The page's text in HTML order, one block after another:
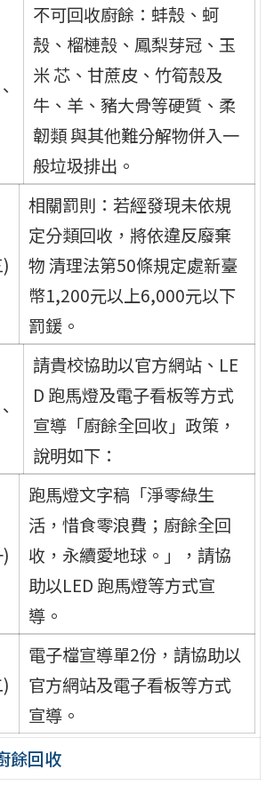
不可回收廚餘：蚌殼、蚵
殼、榴槤殼、鳳梨芽冠、玉
米 芯、甘蔗皮、竹筍殼及
牛、羊、豬大骨等硬質、柔
韌類 與其他難分解物併入一
般垃圾排出。
相關罰則：若經發現未依規
定分類回收，將依違反廢棄
物 清理法第50條規定處新臺
幣1,200元以上6,000元以下
罰鍰。
請貴校協助以官方網站、LE
D 跑馬燈及電子看板等方式
宣導「廚餘全回收」政策，
說明如下：
跑馬燈文字稿「淨零綠生
活，惜食零浪費；廚餘全回
收，永續愛地球。」，請協
助以LED 跑馬燈等方式宣
導。
電子檔宣導單2份，請協助以
官方網站及電子看板等方式
宣導。
餘回收